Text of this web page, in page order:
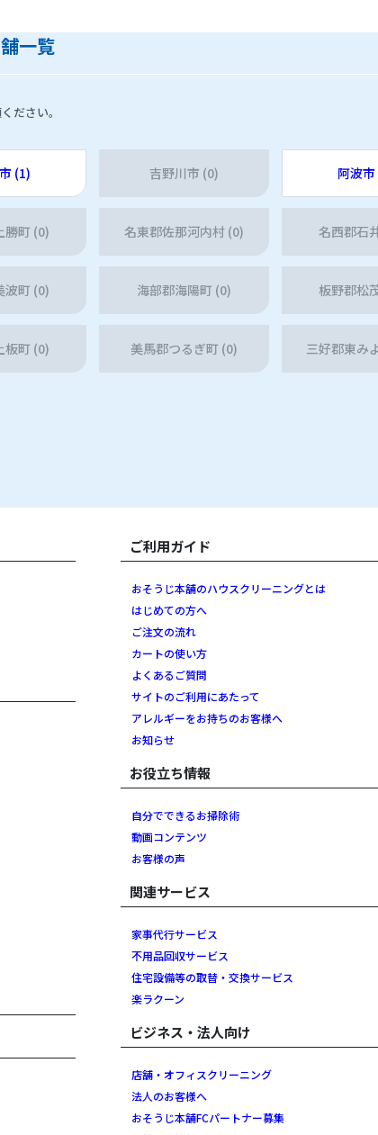
一覧
ださい。
(1) 吉野川市 (0) 阿波
勝町 (0) 名東郡佐那河内村 (0) 名西郡石
波町 (0) 海部郡海陽町 (0) 板野郡松
板町 (0) 美馬郡つるぎ町 (0) 三好郡東み
ご利用ガイド
おそうじ本舗のハウスクリーニングとは
はじめての方へ
ご注文の流れ
カートの使い方
よくあるご質問
サイトのご利用にあたって
アレルギーをお持ちのお客様へ
お知らせ
お役立ち情報
自分でできるお掃除術
動画コンテンツ
お客様の声
関連サービス
家事代行サービス
不用品回収サービス
住宅設備等の取替・交換サービス
楽ラクーン
ビジネス・法人向け
店舗・オフィスクリーニング
法人のお客様へ
おそうじ本舗FCパートナー募集